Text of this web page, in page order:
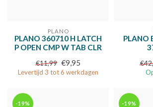
PLANO
PLANO 360710 H LATCH
P OPEN CMP W TAB CLR
€11,99 €9,95
Levertijd 3 tot 6 werkdagen
PLANO
-19% -19%